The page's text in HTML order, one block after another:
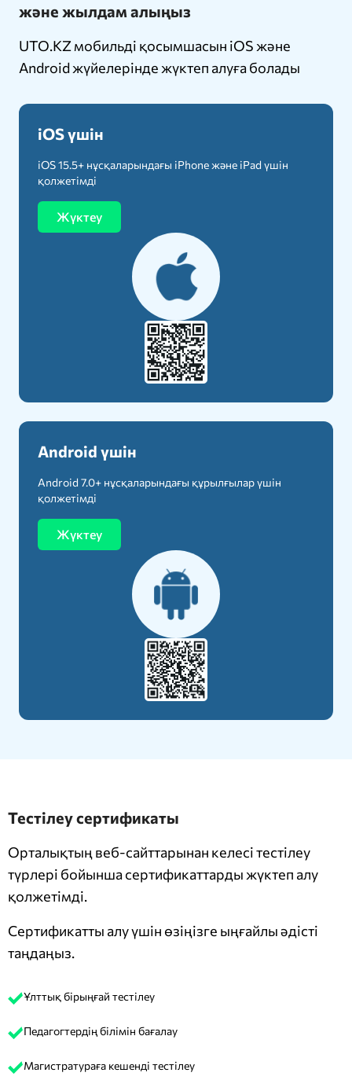
және жылдам алыңыз
UTO.KZ мобильді қосымшасын iOS және
Android жүйелерінде жүктеп алуға болады
iOS үшін
iOS 15.5+ нұсқаларындағы iPhone және iPad үшін
қолжетімді
Жүктеу
Android үшін
Android 7.0+ нұсқаларындағы құрылғылар үшін
қолжетімді
Жүктеу
Тестілеу сертификаты
Орталықтың веб-сайттарынан келесі тестілеу
түрлері бойынша сертификаттарды жүктеп алу
қолжетімді.
Сертификатты алу үшін өзіңізге ыңғайлы әдісті
таңдаңыз.
Ұлттық бірыңғай тестілеу
Педагогтердің білімін бағалау
Магистратураға кешенді тестілеу